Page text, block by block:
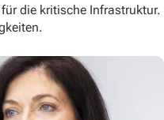
die kritische Infrastruktur.